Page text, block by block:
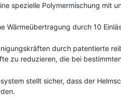
spezielle Polymermischung mit
Wärmeübertragung durch 10
durch patentierte
zu reduzieren, die bei
stellt sicher, dass der